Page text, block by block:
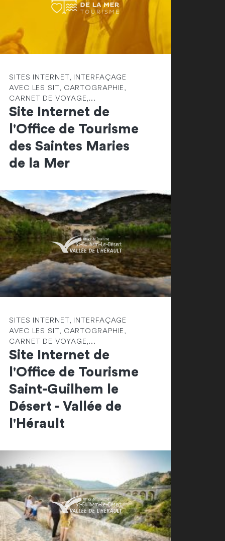
SITES INTERNET, INTERFAÇAGE
AVEC LES SIT, CARTOGRAPHIE,
CARNET DE VOYAGE,...
Site Internet de
l'Office de Tourisme
des Saintes Maries
de la Mer
SITES INTERNET, INTERFAÇAGE
AVEC LES SIT, CARTOGRAPHIE,
CARNET DE VOYAGE,...
Site Internet de
l'Office de Tourisme
Saint-Guilhem le
Désert - Vallée de
l'Hérault